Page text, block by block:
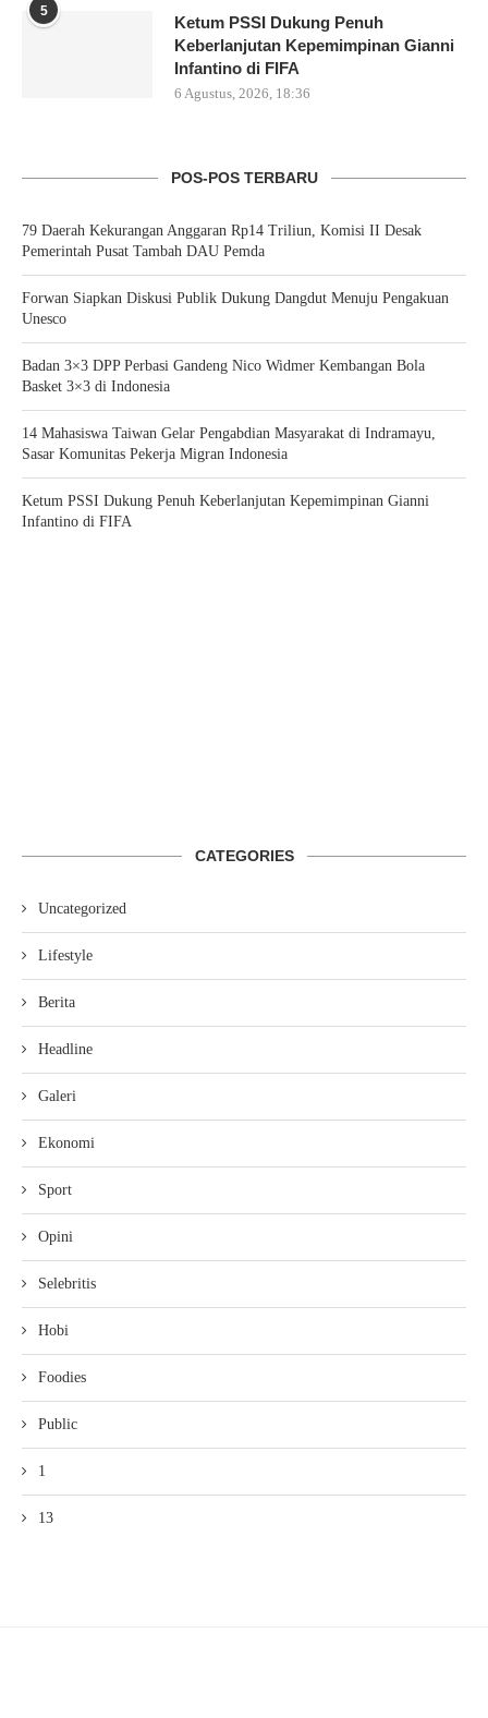
5
Ketum PSSI Dukung Penuh
Keberlanjutan Kepemimpinan Gianni
Infantino di FIFA
6 Agustus, 2026, 18:36
POS-POS TERBARU
79 Daerah Kekurangan Anggaran Rp14 Triliun, Komisi II Desak
Pemerintah Pusat Tambah DAU Pemda
Forwan Siapkan Diskusi Publik Dukung Dangdut Menuju Pengakuan
Unesco
Badan 3×3 DPP Perbasi Gandeng Nico Widmer Kembangan Bola
Basket 3×3 di Indonesia
14 Mahasiswa Taiwan Gelar Pengabdian Masyarakat di Indramayu,
Sasar Komunitas Pekerja Migran Indonesia
Ketum PSSI Dukung Penuh Keberlanjutan Kepemimpinan Gianni
Infantino di FIFA
CATEGORIES
Uncategorized
Lifestyle
Berita
Headline
Galeri
Ekonomi
Sport
Opini
Selebritis
Hobi
Foodies
Public
1
13